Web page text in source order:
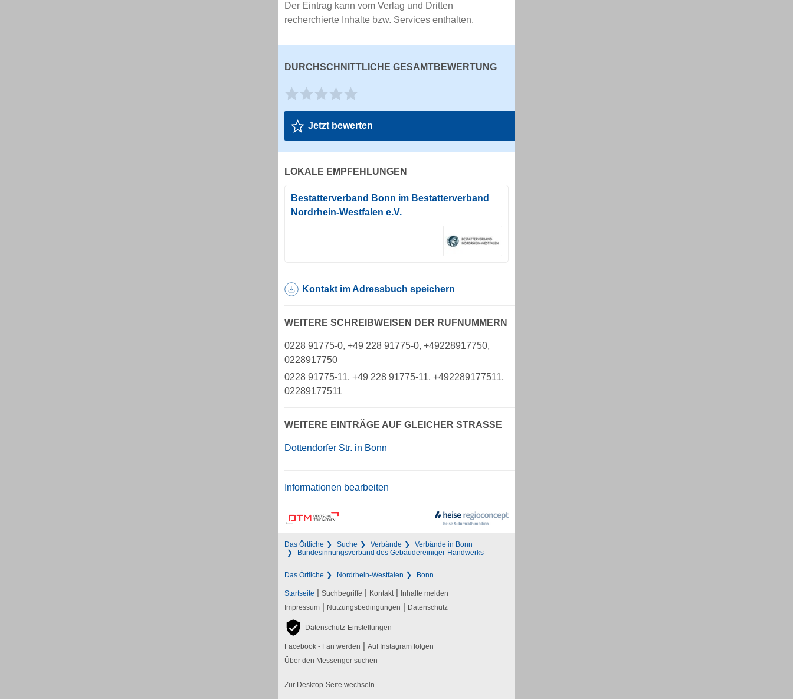
Der Eintrag kann vom Verlag und Dritten
recherchierte Inhalte bzw. Services enthalten.
DURCHSCHNITTLICHE GESAMTBEWERTUNG
Jetzt bewerten
LOKALE EMPFEHLUNGEN
Bestatterverband Bonn im Bestatterverband
Nordrhein-Westfalen e.V.
Kontakt im Adressbuch speichern
WEITERE SCHREIBWEISEN DER RUFNUMMERN
0228 91775-0, +49 228 91775-0, +49228917750,
0228917750
0228 91775-11, +49 228 91775-11, +492289177511,
02289177511
WEITERE EINTRÄGE AUF GLEICHER STRASSE
Dottendorfer Str. in Bonn
Informationen bearbeiten
Das Örtliche Suche Verbände
Verbände in Bonn
Bundesinnungsverband des Gebäudereiniger-Handwerks
Das Örtliche Nordrhein-Westfalen Bonn
Startseite | Suchbegriffe | Kontakt | Inhalte melden
Impressum | Nutzungsbedingungen | Datenschutz
Datenschutz-Einstellungen
Facebook - Fan werden | Auf Instagram folgen
Über den Messenger suchen
Zur Desktop-Seite wechseln